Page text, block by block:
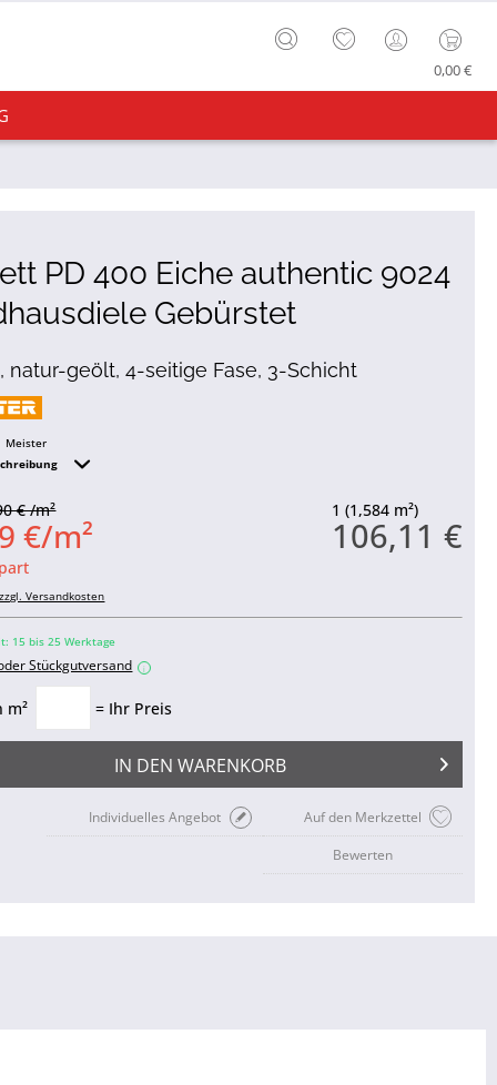
0,00 €
PD 400 Eiche authentic 9024
Gebürstet
natur-geölt, 4-seitige Fase, 3-Schicht
Meister
1 (1,584 m²)
106,11 €
€ /m²
€/m²
zzgl. Versandkosten
15 bis 25 Werktage
Stückgutversand i
m² = Ihr Preis
IN DEN WARENKORB
Auf den Merkzettel
Individuelles Angebot
Bewerten